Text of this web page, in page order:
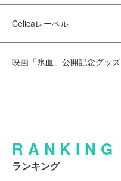
Celicaレーベル
映画「氷血」公開記念グッズ
RANKING
ランキング